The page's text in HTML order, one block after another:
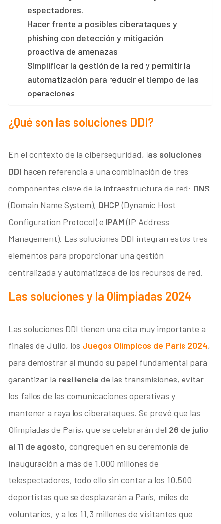
espectadores.
Hacer frente a posibles ciberataques y
phishing con detección y mitigación
proactiva de amenazas
Simplificar la gestión de la red y permitir la
automatización para reducir el tiempo de las
operaciones
¿Qué son las soluciones DDI?
En el contexto de la ciberseguridad, las soluciones
DDI hacen referencia a una combinación de tres
componentes clave de la infraestructura de red: DNS
(Domain Name System), DHCP(Dynamic Host
Configuration Protocol) e IPAM(IP Address
Management). Las soluciones DDI integran estos tres
elementos para proporcionar una gestión
centralizada y automatizada de los recursos de red.
Las soluciones y la Olimpiadas 2024
Las soluciones DDI tienen una cita muy importante a
finales de Julio, los Juegos Olímpicos de París 2024,
para demostrar al mundo su papel fundamental para
garantizar la resiliencia de las transmisiones, evitar
los fallos de las comunicaciones operativas y
mantener a raya los ciberataques. Se prevé que las
Olimpiadas de París, que se celebrarán del 26 de julio
al 11 de agosto,congreguen en su ceremonia de
inauguración a más de 1.000 millones de
telespectadores, todo ello sin contar a los 10.500
deportistas que se desplazarán a París, miles de
voluntarios, y a los 11,3 millones de visitantes que